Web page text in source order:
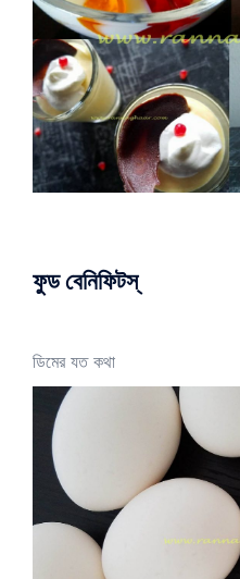
ফুড বেনিফিটস্
ডিমের যত কথা